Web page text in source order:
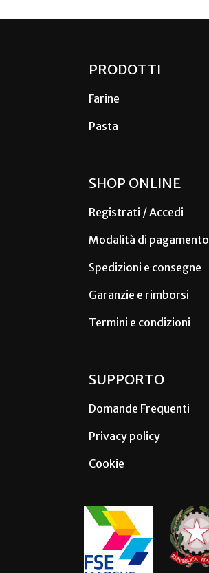
PRODOTTI
Farine
Pasta
SHOP ONLINE
Registrati / Accedi
Modalità di pagamento
Spedizioni e consegne
Garanzie e rimborsi
Termini e condizioni
SUPPORTO
Domande Frequenti
Privacy policy
Cookie